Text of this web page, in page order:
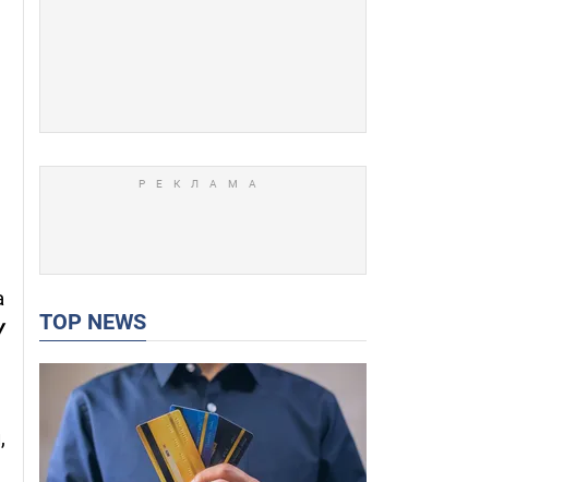
TOP NEWS